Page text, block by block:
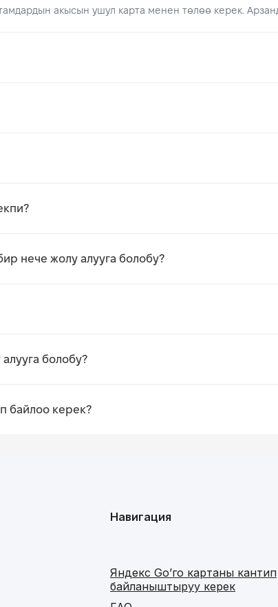
акысын ушул карта менен төлөө керек.
нече жолу алууга болобу?
болобу?
байлоо керек?
Навигация
Яндекс Go’го картаны кантип
байланыштыруу керек